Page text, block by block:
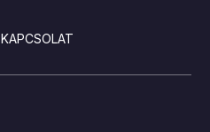
KAPCSOLAT